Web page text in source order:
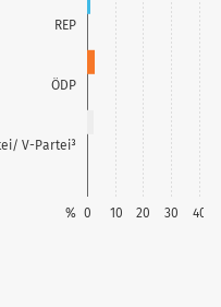
REP
ÖDP
V-Partei³
0 10 20 30 40
%